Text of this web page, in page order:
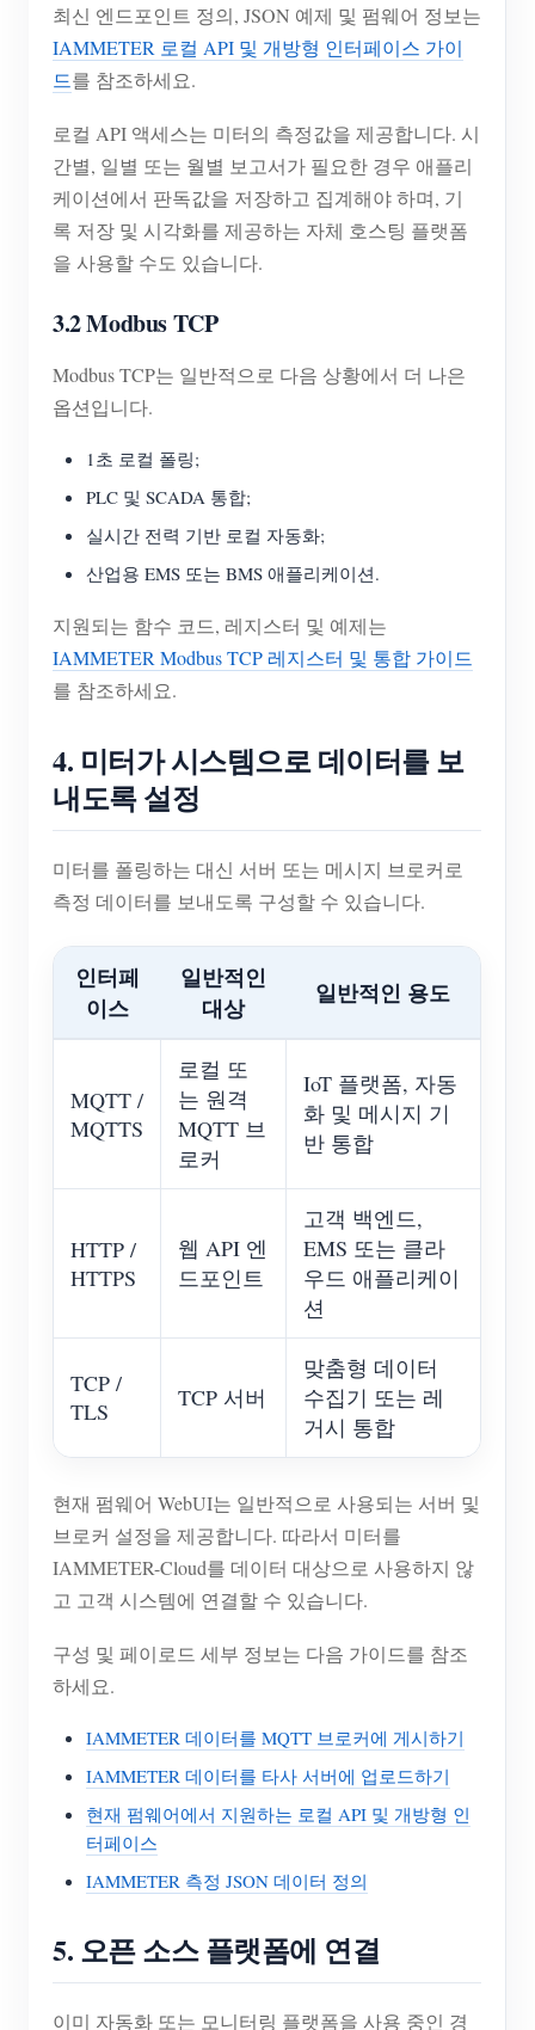
최신 엔드포인트 정의, JSON 예제 및 펌웨어 정보는
IAMMETER 로컬 API 및 개방형 인터페이스 가이
드를 참조하세요.
로컬 API 액세스는 미터의 측정값을 제공합니다. 시
간별, 일별 또는 월별 보고서가 필요한 경우 애플리
케이션에서 판독값을 저장하고 집계해야 하며, 기
록 저장 및 시각화를 제공하는 자체 호스팅 플랫폼
을 사용할 수도 있습니다.
3.2 Modbus TCP
Modbus TCP는 일반적으로 다음 상황에서 더 나은
옵션입니다.
1초 로컬 폴링;
PLC 및 SCADA 통합;
실시간 전력 기반 로컬 자동화;
산업용 EMS 또는 BMS 애플리케이션.
지원되는 함수 코드, 레지스터 및 예제는
IAMMETER Modbus TCP 레지스터 및 통합 가이드
를 참조하세요.
4. 미터가 시스템으로 데이터를 보
내도록 설정
미터를 폴링하는 대신 서버 또는 메시지 브로커로
측정 데이터를 보내도록 구성할 수 있습니다.
인터페
이스
일반적인
대상
일반적인 용도
MQTT /
MQTTS
로컬 또
는 원격
MQTT 브
로커
IoT 플랫폼, 자동
화 및 메시지 기
반 통합
HTTP /
HTTPS
웹 API 엔
드포인트
고객 백엔드,
EMS 또는 클라
우드 애플리케이
션
TCP /
TLS
TCP 서버
맞춤형 데이터
수집기 또는 레
거시 통합
현재 펌웨어 WebUI는 일반적으로 사용되는 서버 및
브로커 설정을 제공합니다. 따라서 미터를
IAMMETER-Cloud를 데이터 대상으로 사용하지 않
고 고객 시스템에 연결할 수 있습니다.
구성 및 페이로드 세부 정보는 다음 가이드를 참조
하세요.
IAMMETER 데이터를 MQTT 브로커에 게시하기
IAMMETER 데이터를 타사 서버에 업로드하기
현재 펌웨어에서 지원하는 로컬 API 및 개방형 인
터페이스
IAMMETER 측정 JSON 데이터 정의
5. 오픈 소스 플랫폼에 연결
이미 자동화 또는 모니터링 플랫폼을 사용 중인 경